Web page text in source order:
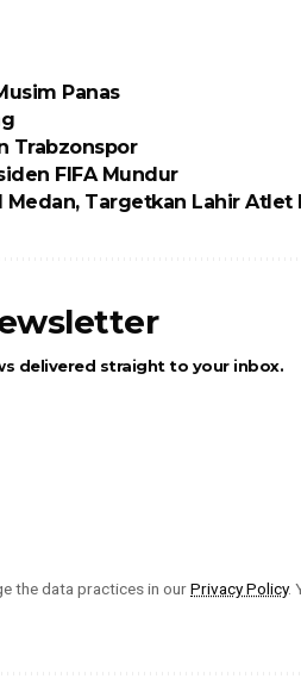
Panas
Trabzonspor
FIFA Mundur
Medan, Targetkan Lahir Atlet
delivered straight to your inbox.
the data practices in ourPrivacy Policy.